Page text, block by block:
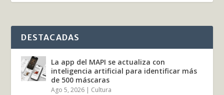
DESTACADAS
La app del MAPI se actualiza con
inteligencia artificial para identificar más
de 500 máscaras
Ago 5, 2026 | Cultura